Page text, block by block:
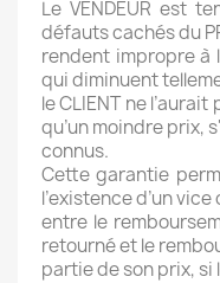
Le VENDEUR est
défauts cachés du
rendent impropre à
qui diminuent
le CLIENT ne
qu’un moindre prix,
connus.
Cette garantie
l’existence d’un
entre le
retourné et le
partie de son prix, si